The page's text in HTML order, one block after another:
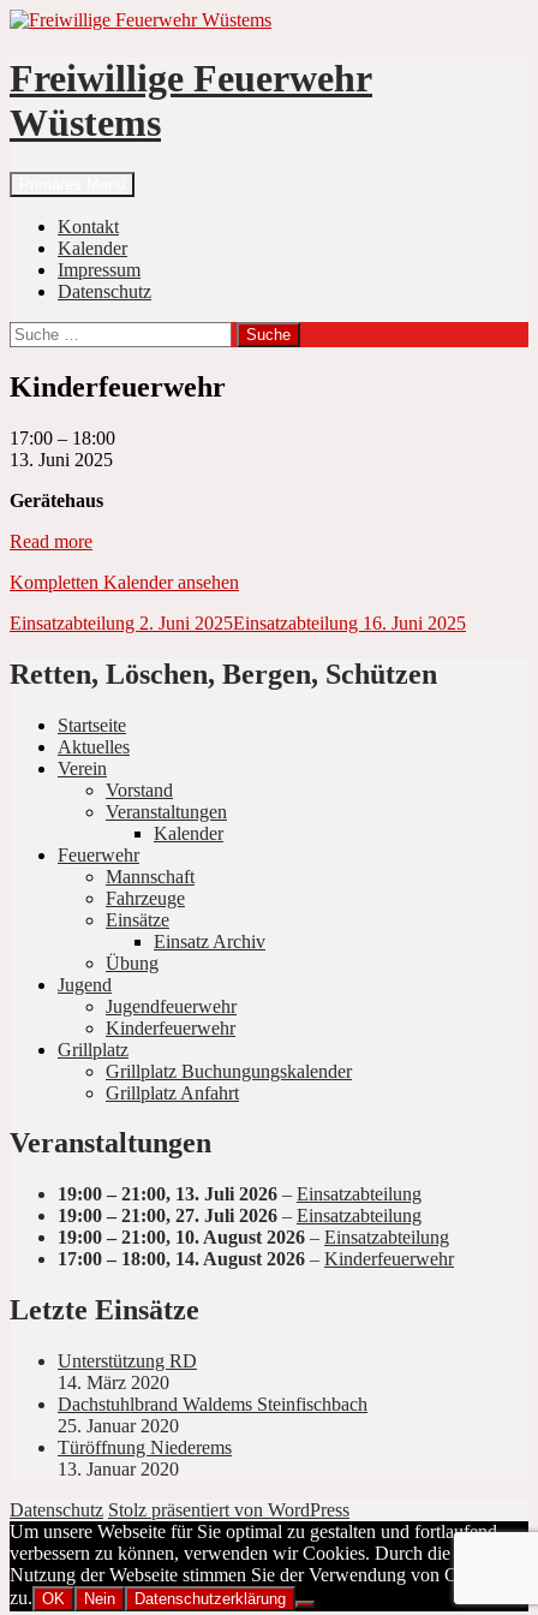
Zum
springen
Freiwillige Feuerwehr
Wüstems
Suchen
Kontakt
Kalender
Impressum
Datenschutz
Suche
nach:
Kinderfeuerwehr
Kinderfeuerwehr
17:00 – 18:00
13. Juni 2025
Gerätehaus
Read more
Kompletten Kalender ansehen
Beitrags-
Navigation
Einsatzabteilung 2. Juni 2025Einsatzabteilung 16. Juni 2025
Retten, Löschen, Bergen, Schützen
Startseite
Aktuelles
Verein
Vorstand
Veranstaltungen
Kalender
Feuerwehr
Mannschaft
Fahrzeuge
Einsätze
Einsatz Archiv
Übung
Jugend
Jugendfeuerwehr
Kinderfeuerwehr
Grillplatz
Grillplatz Buchungungskalender
Grillplatz Anfahrt
Veranstaltungen
19:00 – 21:00, 13. Juli 2026 – Einsatzabteilung
19:00 – 21:00, 27. Juli 2026 – Einsatzabteilung
19:00 – 21:00, 10. August 2026 – Einsatzabteilung
17:00 – 18:00, 14. August 2026 – Kinderfeuerwehr
Letzte Einsätze
Unterstützung RD
14. März 2020
Dachstuhlbrand Waldems Steinfischbach
25. Januar 2020
Türöffnung Niederems
13. Januar 2020
Datenschutz Stolz präsentiert von WordPress
Um unsere Webseite für Sie optimal zu gestalten und fortlaufend
verbessern zu können, verwenden wir Cookies. Durch die weitere
Nutzung der Webseite stimmen Sie der Verwendung von Cookies
zu. OK Nein Datenschutzerklärung